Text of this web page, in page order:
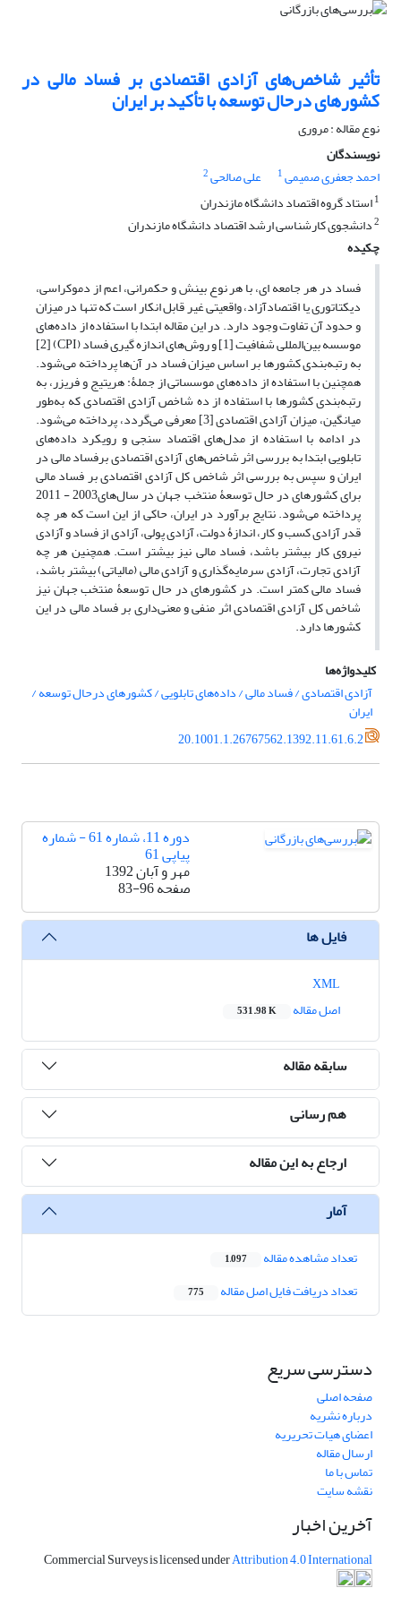
تأثیر شاخص‌های آزادی اقتصادی بر فساد مالی در
کشورهای درحال توسعه با تأکید بر ایران
نوع مقاله : مروری
نویسندگان
احمد جعفری صمیمی1 علی صالحی2
1استاد گروه اقتصاد دانشگاه مازندران
2دانشجوی کارشناسی ارشد اقتصاد دانشگاه مازندران
چکیده
فساد در هر جامعه ای، با هر نوع بینش و حکمرانی، اعم از دموکراسی،
دیکتاتوری یا اقتصادآزاد، واقعیتی غیر قابل انکار است که تنها در میزان
و حدود آن تفاوت وجود دارد. در این مقاله ابتدا با استفاده از داده‌های
موسسه بین‌المللی شفافیت [1] و روش‌های اندازه گیری فساد (CPI) [2]
به رتبه‌بندی کشورها بر اساس میزان فساد در آن‌ها پرداخته می‌شود.
همچنین با استفاده از داده‌های موسساتی از جملۀ: هریتیج و فریزر، به
رتبه‌بندی کشورها با استفاده از ده شاخص آزادی اقتصادی که به‌طور
میانگین، میزان آزادی اقتصادی [3] معرفی می‌گردد، پرداخته می‌شود.
در ادامه با استفاده از مدل‌های اقتصاد سنجی و رویکرد داده‌های
تابلویی ابتدا به بررسی اثر شاخص‌های آزادی اقتصادی برفساد مالی در
ایران و سپس به بررسی اثر شاخص کل آزادی اقتصادی بر فساد مالی
برای کشور‌های در حال توسعۀ منتخب جهان در سال‌های2003 - 2011
پرداخته می‌شود. نتایج برآورد در ایران، حاکی از این است که هر چه
قدر آزادی کسب و کار، اندازۀ دولت، آزادی پولی، آزادی از فساد و آزادی
نیروی کار بیشتر باشد، فساد مالی نیز بیشتر است. همچنین هر چه
آزادی تجارت، آزادی سرمایه‌گذاری و آزادی مالی (مالیاتی) بیشتر باشد،
فساد مالی کمتر است. در کشور‌های در حال توسعۀ منتخب جهان نیز
شاخص کل آزادی اقتصادی اثر منفی و معنی‌داری بر فساد مالی در این
کشور‌ها دارد.
کلیدواژه‌ها
آزادی اقتصادی / فساد مالی / داده‌های تابلویی / کشورهای درحال توسعه /
ایران
20.1001.1.26767562.1392.11.61.6.2
دوره 11، شماره 61 - شماره
پیاپی 61
مهر و آبان 1392
صفحه83-96
فایل ها
اصل مقاله
531.98 K
سابقه مقاله
هم رسانی
ارجاع به این مقاله
آمار
تعداد مشاهده مقاله 1,097
تعداد دریافت فایل اصل مقاله 775
دسترسی سریع
صفحه اصلی
درباره نشریه
اعضای هیات تحریریه
ارسال مقاله
تماس با ما
نقشه سایت
آخرین اخبار
Commercial Surveys is licensed underAttribution 4.0 International